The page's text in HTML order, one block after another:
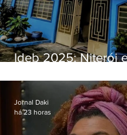
Ideb 2025: Niterói
distintos no ensino
Jornal Daki
há 23 horas